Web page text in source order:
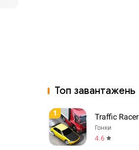
Топ завантажень
1 Traffic Racer
Гонки
4.6